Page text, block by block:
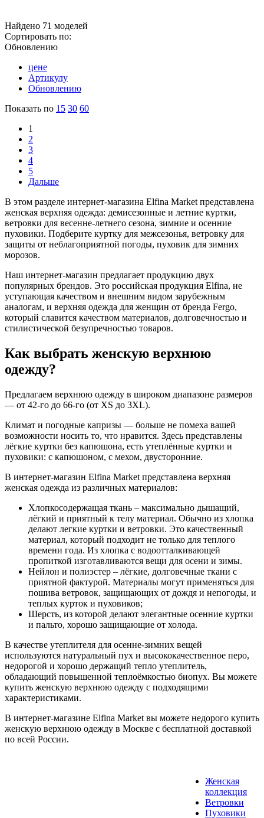
Найдено 71 моделей
Сортировать по:
Обновлению
цене
Артикулу
Обновлению
Показать по 15 30 60
1
2
3
4
5
Дальше
В этом разделе интернет-магазина Elfina Market представлена
женская верхняя одежда: демисезонные и летние куртки,
ветровки для весенне-летнего сезона, зимние и осенние
пуховики. Подберите куртку для межсезонья, ветровку для
защиты от неблагоприятной погоды, пуховик для зимних
морозов.
Наш интернет-магазин предлагает продукцию двух
популярных брендов. Это российская продукция Elfina, не
уступающая качеством и внешним видом зарубежным
аналогам, и верхняя одежда для женщин от бренда Fergo,
который славится качеством материалов, долговечностью и
стилистической безупречностью товаров.
Как выбрать женскую верхнюю
одежду?
Предлагаем верхнюю одежду в широком диапазоне размеров
— от 42-го до 66-го (от XS до 3XL).
Климат и погодные капризы — больше не помеха вашей
возможности носить то, что нравится. Здесь представлены
лёгкие куртки без капюшона, есть утеплённые куртки и
пуховики: с капюшоном, с мехом, двусторонние.
В интернет-магазин Elfina Market представлена верхняя
женская одежда из различных материалов:
Хлопкосодержащая ткань – максимально дышащий,
лёгкий и приятный к телу материал. Обычно из хлопка
делают легкие куртки и ветровки. Это качественный
материал, который подходит не только для теплого
времени года. Из хлопка с водоотталкивающей
пропиткой изготавливаются вещи для осени и зимы.
Нейлон и полиэстер – лёгкие, долговечные ткани с
приятной фактурой. Материалы могут применяться для
пошива ветровок, защищающих от дождя и непогоды, и
теплых курток и пуховиков;
Шерсть, из которой делают элегантные осенние куртки
и пальто, хорошо защищающие от холода.
В качестве утеплителя для осенне-зимних вещей
используются натуральный пух и высококачественное перо,
недорогой и хорошо держащий тепло утеплитель,
обладающий повышенной теплоёмкостью биопух. Вы можете
купить женскую верхнюю одежду с подходящими
характеристиками.
В интернет-магазине Elfina Market вы можете недорого купить
женскую верхнюю одежду в Москве с бесплатной доставкой
по всей России.
Женская
коллекция
Ветровки
Пуховики